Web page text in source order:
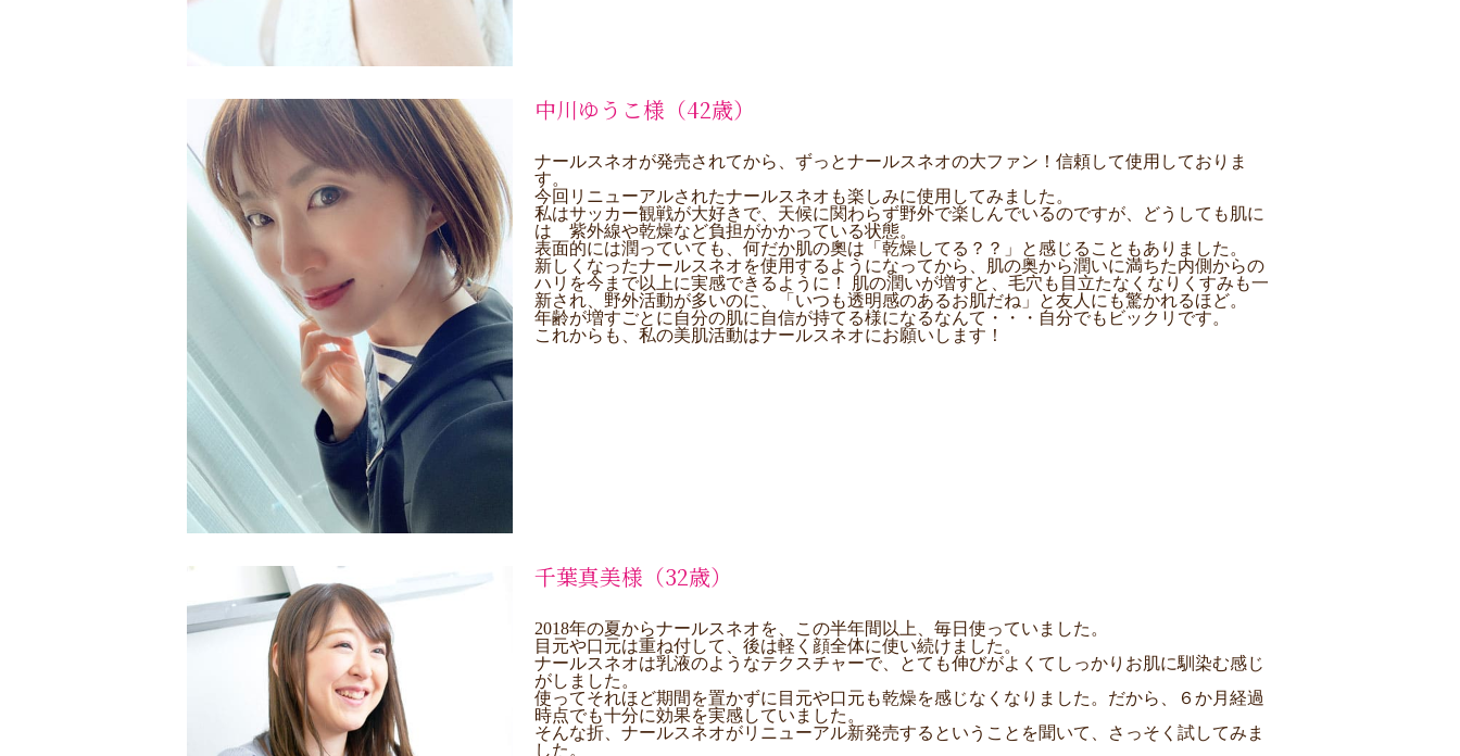
中川ゆうこ様（42歳）
ナールスネオが発売されてから、ずっとナールスネオの大ファン！信頼して使用しておりま
す。
今回リニューアルされたナールスネオも楽しみに使用してみました。
私はサッカー観戦が大好きで、天候に関わらず野外で楽しんでいるのですが、どうしても肌に
は 紫外線や乾燥など負担がかかっている状態。
表面的には潤っていても、何だか肌の奧は「乾燥してる？？」と感じることもありました。
新しくなったナールスネオを使用するようになってから、肌の奥から潤いに満ちた内側からの
ハリを今まで以上に実感できるように！ 肌の潤いが増すと、毛穴も目立たなくなりくすみも一
新され、野外活動が多いのに、「いつも透明感のあるお肌だね」と友人にも驚かれるほど。
年齢が増すごとに自分の肌に自信が持てる様になるなんて・・・自分でもビックリです。
これからも、私の美肌活動はナールスネオにお願いします！
千葉真美様（32歳）
2018年の夏からナールスネオを、この半年間以上、毎日使っていました。
目元や口元は重ね付して、後は軽く顔全体に使い続けました。
ナールスネオは乳液のようなテクスチャーで、とても伸びがよくてしっかりお肌に馴染む感じ
がしました。
使ってそれほど期間を置かずに目元や口元も乾燥を感じなくなりました。だから、６か月経過
時点でも十分に効果を実感していました。
そんな折、ナールスネオがリニューアル新発売するということを聞いて、さっそく試してみま
した。